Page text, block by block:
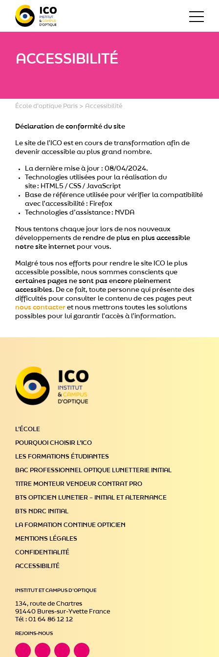
ACCESSIBILITÉ
École d'optique Paris > Accessibilité
Déclaration de conformité du site
Le site de l’ICO est en cours de transformation afin de
devenir accessible au plus grand nombre.
La dernière mise à jour : 08/04/2024.
Technologies utilisées pour la réalisation du
site : HTML5 / CSS / JavaScript
Base de référence utilisée pour vérifier la compatibilité
avec l’accessibilité : Firefox
Technologies d’assistance : NVDA
Nous tentons chaque jour lors de nos nouveaux
développements derendre de plus en plus accessible
notre site internet pour vous.
Malgré tous nos efforts pour rendre le site ICO le plus
accessible possible, nous sommes conscients que
certaines pages ne sont pas encore pleinement
accessibles. De ce fait, toute personne qui présente des
difficultés pour consulter le contenu de ces pages peut
nous contacter et nous mettrons toutes les solutions
possibles pour lui garantir l’accès à l’information.
L’ÉCOLE
POURQUOI CHOISIR L’ICO
LES FORMATIONS ÉTUDIANTES
BAC PROFESSIONNEL OPTIQUE LUNETTERIE INITIAL
TITRE MONTEUR VENDEUR CONTRAT PRO
BTS OPTICIEN LUNETIER – INITIAL ET ALTERNANCE
BTS NDRC INITIAL
LA FORMATION CONTINUE OPTICIEN
MENTIONS LÉGALES
CONFIDENTIALITÉ
ACCESSIBILITÉ
INSTITUT ET CAMPUS D’OPTIQUE
134, route de Chartres
91440 Bures-sur-Yvette France
Tél : 01 64 86 12 12
REJOINS-NOUS